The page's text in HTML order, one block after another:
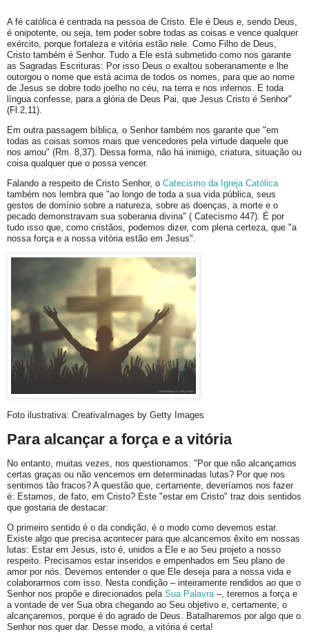
A fé católica é centrada na pessoa de Cristo. Ele é Deus e, sendo Deus,
é onipotente, ou seja, tem poder sobre todas as coisas e vence qualquer
exército, porque fortaleza e vitória estão nele. Como Filho de Deus,
Cristo também é Senhor. Tudo a Ele está submetido como nos garante
as Sagradas Escrituras: Por isso Deus o exaltou soberanamente e lhe
outorgou o nome que está acima de todos os nomes, para que ao nome
de Jesus se dobre todo joelho no céu, na terra e nos infernos. E toda
língua confesse, para a glória de Deus Pai, que Jesus Cristo é Senhor"
(Fl.2,11).
Em outra passagem bíblica, o Senhor também nos garante que "em
todas as coisas somos mais que vencedores pela virtude daquele que
nos amou" (Rm. 8,37). Dessa forma, não há inimigo, criatura, situação ou
coisa qualquer que o possa vencer.
Falando a respeito de Cristo Senhor, o Catecismo da Igreja Católica
também nos lembra que "ao longo de toda a sua vida pública, seus
gestos de domínio sobre a natureza, sobre as doenças, a morte e o
pecado demonstravam sua soberania divina" ( Catecismo 447). É por
tudo isso que, como cristãos, podemos dizer, com plena certeza, que "a
nossa força e a nossa vitória estão em Jesus".
Foto ilustrativa: CreativaImages by Getty Images
Para alcançar a força e a vitória
No entanto, muitas vezes, nos questionamos: "Por que não alcançamos
certas graças ou não vencemos em determinadas lutas? Por que nos
sentimos tão fracos? A questão que, certamente, deveríamos nos fazer
é: Estamos, de fato, em Cristo? Este "estar em Cristo" traz dois sentidos
que gostaria de destacar:
O primeiro sentido é o da condição, é o modo como devemos estar.
Existe algo que precisa acontecer para que alcancemos êxito em nossas
lutas: Estar em Jesus, isto é, unidos a Ele e ao Seu projeto a nosso
respeito. Precisamos estar inseridos e empenhados em Seu plano de
amor por nós. Devemos entender o que Ele deseja para a nossa vida e
colaborarmos com isso. Nesta condição – inteiramente rendidos ao que o
Senhor nos propõe e direcionados pela Sua Palavra–, teremos a força e
a vontade de ver Sua obra chegando ao Seu objetivo e, certamente, o
alcançaremos, porque é do agrado de Deus. Batalharemos por algo que o
Senhor nos quer dar. Desse modo, a vitória é certa!